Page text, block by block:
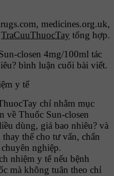
medicines.org.uk,
TraCuuThuocTay tổng hợp.
closen 4mg/100ml tác
bình luận cuối bài viết.
y tế
chỉ nhằm mục
về Thuốc Sun-closen
dùng, giá bao nhiêu? và
thế cho tư vấn, chẩn
nghiệp.
nhiệm y tế nếu bệnh
mà không tuân theo chỉ